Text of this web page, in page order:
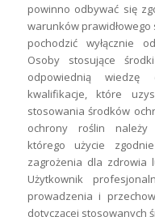
powinno odbywać się
warunków
pochodzić wyłącznie
Osoby stosujące
odpowiednią
kwalifikacje, które
stosowania środków
ochrony roślin należy
którego użycie
zagrożenia dla zdrowia
Użytkownik
prowadzenia i
dotyczącej stosowanych